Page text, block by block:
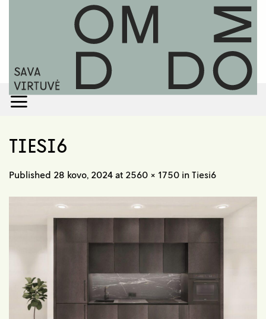
TIESI6
Published 28 kovo, 2024 at 2560 × 1750 in Tiesi6